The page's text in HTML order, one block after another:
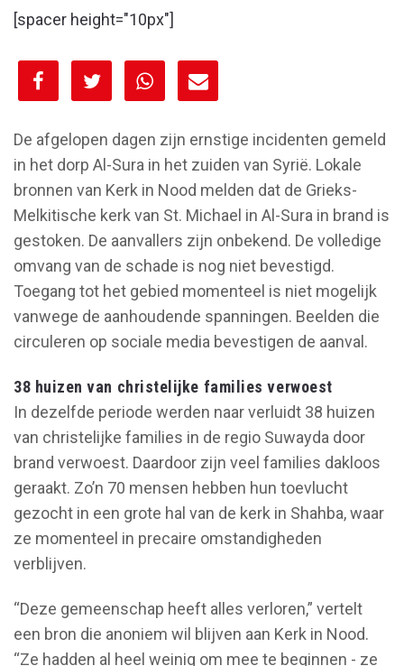
[spacer height="10px"]
[spacer height="10px"]
De afgelopen dagen zijn ernstige incidenten gemeld
in het dorp Al-Sura in het zuiden van Syrië. Lokale
bronnen van Kerk in Nood melden dat de Grieks-
Melkitische kerk van St. Michael in Al-Sura in brand is
gestoken. De aanvallers zijn onbekend. De volledige
omvang van de schade is nog niet bevestigd.
Toegang tot het gebied momenteel is niet mogelijk
vanwege de aanhoudende spanningen. Beelden die
circuleren op sociale media bevestigen de aanval.
38 huizen van christelijke families verwoest
In dezelfde periode werden naar verluidt 38 huizen
van christelijke families in de regio Suwayda door
brand verwoest. Daardoor zijn veel families dakloos
geraakt. Zo’n 70 mensen hebben hun toevlucht
gezocht in een grote hal van de kerk in Shahba, waar
ze momenteel in precaire omstandigheden
verblijven.
“Deze gemeenschap heeft alles verloren,” vertelt
een bron die anoniem wil blijven aan Kerk in Nood.
“Ze hadden al heel weinig om mee te beginnen - ze